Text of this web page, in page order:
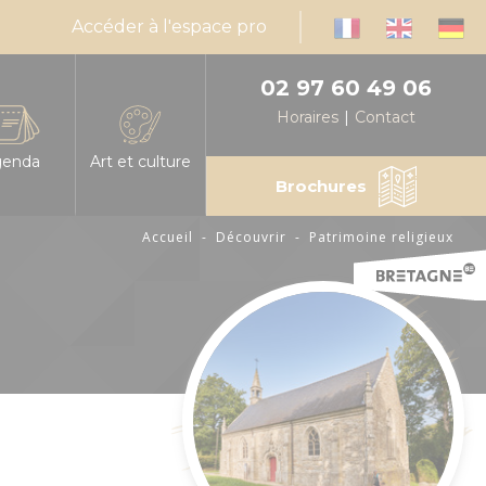
Accéder à l'espace pro
les manifestations en Centre Morbihan
votre événement en Centre Morbihan
mensuel des animations
Art et culture
Expressions d'artistes
Médiathèques
02 97 60 49 06
Horaires Contact
Brochures
Accueil - Découvrir - Patrimoine religieux